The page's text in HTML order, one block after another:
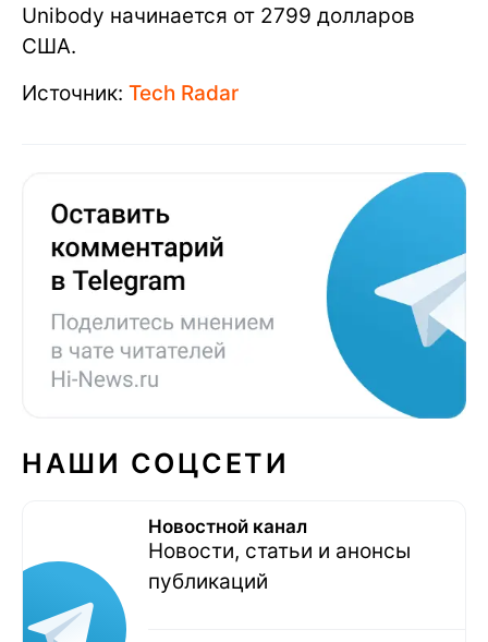
Unibody начинается от 2799 долларов
США.
Источник: Tech Radar
НАШИ СОЦСЕТИ
Новостной канал
Новости, статьи и анонсы
публикаций